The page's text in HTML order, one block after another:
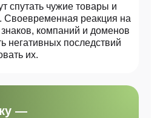
спутать чужие товары и
Своевременная реакция на
компаний и доменов
негативных последствий
их.
—